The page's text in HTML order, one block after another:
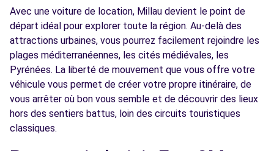
Avec une voiture de location, Millau devient le point de
départ idéal pour explorer toute la région. Au-delà des
attractions urbaines, vous pourrez facilement rejoindre les
plages méditerranéennes, les cités médiévales, les
Pyrénées. La liberté de mouvement que vous offre votre
véhicule vous permet de créer votre propre itinéraire, de
vous arrêter où bon vous semble et de découvrir des lieux
hors des sentiers battus, loin des circuits touristiques
classiques.